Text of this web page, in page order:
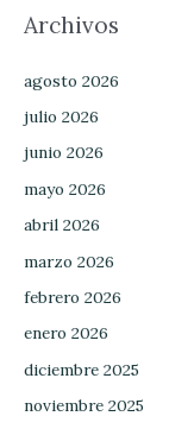
Archivos
agosto 2026
julio 2026
junio 2026
mayo 2026
abril 2026
marzo 2026
febrero 2026
enero 2026
diciembre 2025
noviembre 2025